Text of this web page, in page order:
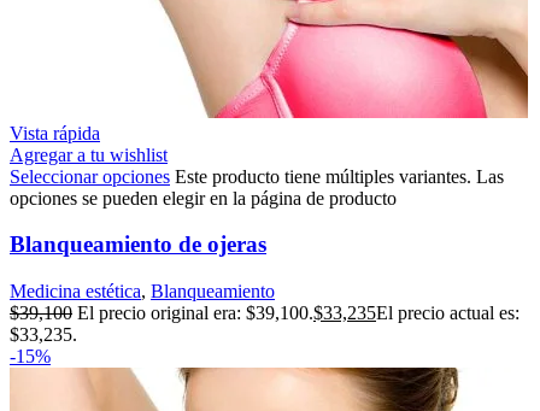
Vista rápida
Agregar a tu wishlist
Seleccionar opciones Este producto tiene múltiples variantes. Las
opciones se pueden elegir en la página de producto
Blanqueamiento de ojeras
Medicina estética, Blanqueamiento
$39,100 El precio original era: $39,100.$33,235El precio actual es:
$33,235.
-15%